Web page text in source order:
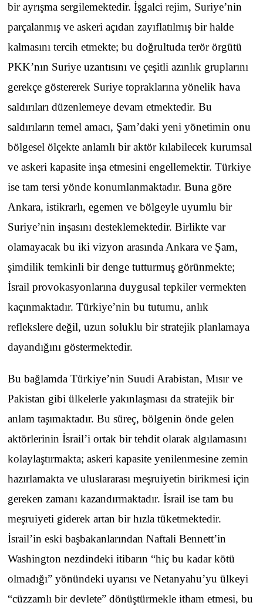
bir ayrışma sergilemektedir. İşgalci rejim, Suriye’nin
parçalanmış ve askeri açıdan zayıflatılmış bir halde
kalmasını tercih etmekte; bu doğrultuda terör örgütü
PKK’nın Suriye uzantısını ve çeşitli azınlık gruplarını
gerekçe göstererek Suriye topraklarına yönelik hava
saldırıları düzenlemeye devam etmektedir. Bu
saldırıların temel amacı, Şam’daki yeni yönetimin onu
bölgesel ölçekte anlamlı bir aktör kılabilecek kurumsal
ve askeri kapasite inşa etmesini engellemektir. Türkiye
ise tam tersi yönde konumlanmaktadır. Buna göre
Ankara, istikrarlı, egemen ve bölgeyle uyumlu bir
Suriye’nin inşasını desteklemektedir. Birlikte var
olamayacak bu iki vizyon arasında Ankara ve Şam,
şimdilik temkinli bir denge tutturmuş görünmekte;
İsrail provokasyonlarına duygusal tepkiler vermekten
kaçınmaktadır. Türkiye’nin bu tutumu, anlık
reflekslere değil, uzun soluklu bir stratejik planlamaya
dayandığını göstermektedir.
Bu bağlamda Türkiye’nin Suudi Arabistan, Mısır ve
Pakistan gibi ülkelerle yakınlaşması da stratejik bir
anlam taşımaktadır. Bu süreç, bölgenin önde gelen
aktörlerinin İsrail’i ortak bir tehdit olarak algılamasını
kolaylaştırmakta; askeri kapasite yenilenmesine zemin
hazırlamakta ve uluslararası meşruiyetin birikmesi için
gereken zamanı kazandırmaktadır. İsrail ise tam bu
meşruiyeti giderek artan bir hızla tüketmektedir.
İsrail’in eski başbakanlarından Naftali Bennett’in
Washington nezdindeki itibarın “hiç bu kadar kötü
olmadığı” yönündeki uyarısı ve Netanyahu’yu ülkeyi
“cüzzamlı bir devlete” dönüştürmekle itham etmesi, bu